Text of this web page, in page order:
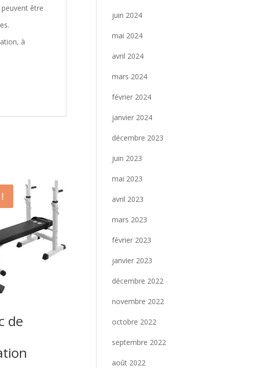
être
à
de
juin 2024
mai 2024
avril 2024
mars 2024
février 2024
janvier 2024
décembre 2023
juin 2023
mai 2023
avril 2023
mars 2023
février 2023
janvier 2023
décembre 2022
novembre 2022
octobre 2022
septembre 2022
août 2022